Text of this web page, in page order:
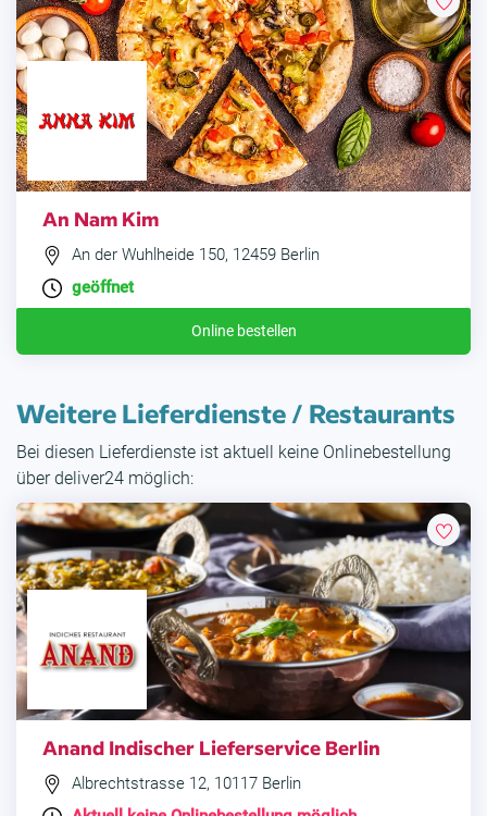
An Nam Kim
An der Wuhlheide 150, 12459 Berlin
geöffnet
Online bestellen
Weitere Lieferdienste / Restaurants
Bei diesen Lieferdienste ist aktuell keine Onlinebestellung
über deliver24 möglich:
Anand Indischer Lieferservice Berlin
Albrechtstrasse 12, 10117 Berlin